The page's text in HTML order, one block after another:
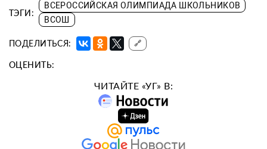
ТЭГИ:
ВСЕРОССИЙСКАЯ ОЛИМПИАДА ШКОЛЬНИКОВ
ВСОШ
ПОДЕЛИТЬСЯ: 🔗
ОЦЕНИТЬ:
ЧИТАЙТЕ «УГ» В: